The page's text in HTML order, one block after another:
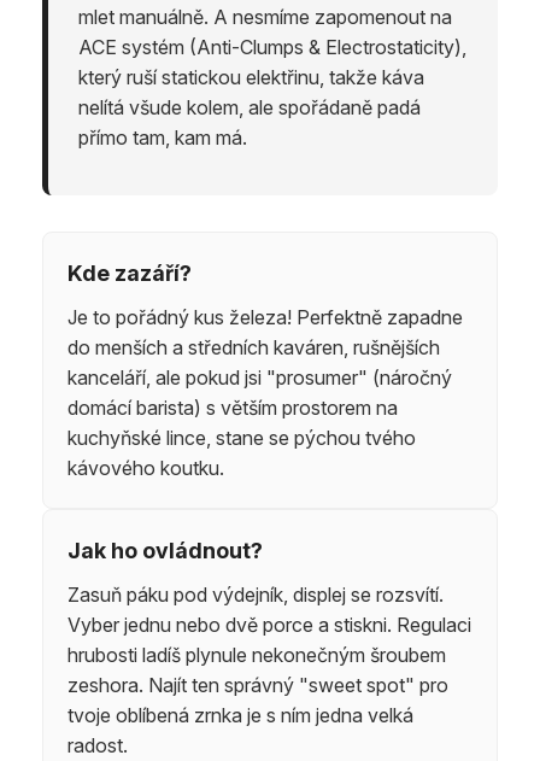
mlet manuálně. A nesmíme zapomenout na
ACE systém (Anti-Clumps & Electrostaticity),
který ruší statickou elektřinu, takže káva
nelítá všude kolem, ale spořádaně padá
přímo tam, kam má.
Kde zazáří?
Je to pořádný kus železa! Perfektně zapadne
do menších a středních kaváren, rušnějších
kanceláří, ale pokud jsi "prosumer" (náročný
domácí barista) s větším prostorem na
kuchyňské lince, stane se pýchou tvého
kávového koutku.
Jak ho ovládnout?
Zasuň páku pod výdejník, displej se rozsvítí.
Vyber jednu nebo dvě porce a stiskni. Regulaci
hrubosti ladíš plynule nekonečným šroubem
zeshora. Najít ten správný "sweet spot" pro
tvoje oblíbená zrnka je s ním jedna velká
radost.